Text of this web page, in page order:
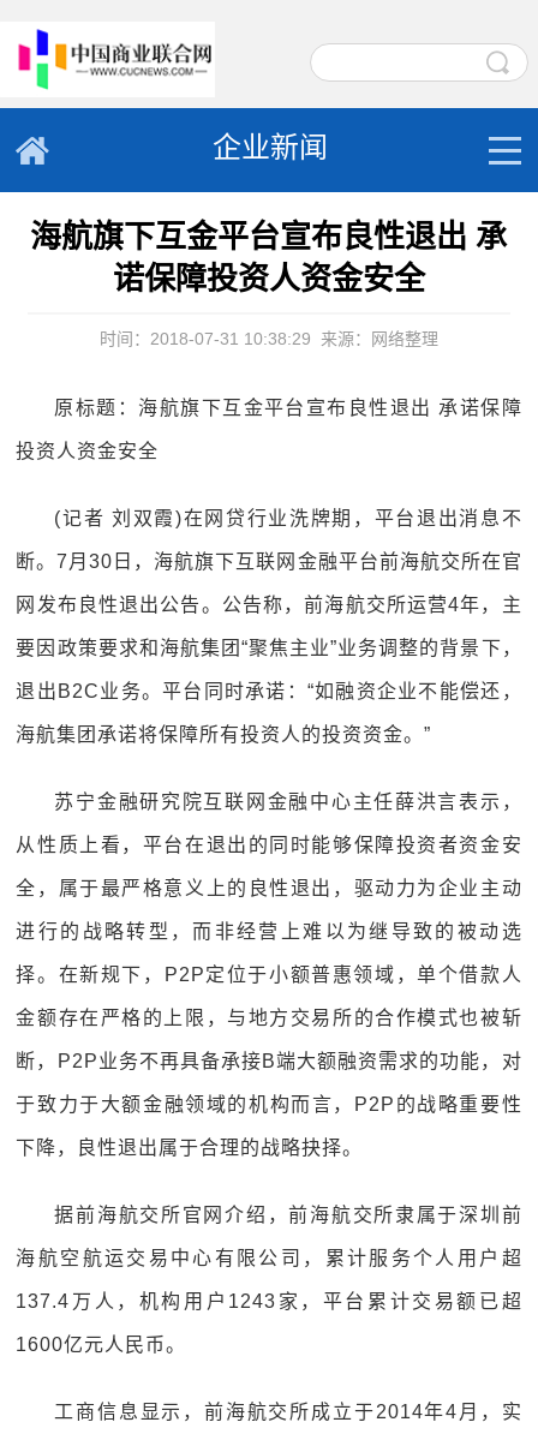
企业新闻
海航旗下互金平台宣布良性退出 承
诺保障投资人资金安全
时间：2018-07-31 10:38:29 来源：网络整理
原标题：海航旗下互金平台宣布良性退出 承诺保障
投资人资金安全
(记者 刘双霞)在网贷行业洗牌期，平台退出消息不
断。7月30日，海航旗下互联网金融平台前海航交所在官
网发布良性退出公告。公告称，前海航交所运营4年，主
要因政策要求和海航集团“聚焦主业”业务调整的背景下，
退出B2C业务。平台同时承诺：“如融资企业不能偿还，
海航集团承诺将保障所有投资人的投资资金。”
苏宁金融研究院互联网金融中心主任薛洪言表示，
从性质上看，平台在退出的同时能够保障投资者资金安
全，属于最严格意义上的良性退出，驱动力为企业主动
进行的战略转型，而非经营上难以为继导致的被动选
择。在新规下，P2P定位于小额普惠领域，单个借款人
金额存在严格的上限，与地方交易所的合作模式也被斩
断，P2P业务不再具备承接B端大额融资需求的功能，对
于致力于大额金融领域的机构而言，P2P的战略重要性
下降，良性退出属于合理的战略抉择。
据前海航交所官网介绍，前海航交所隶属于深圳前
海航空航运交易中心有限公司，累计服务个人用户超
137.4万人，机构用户1243家，平台累计交易额已超
1600亿元人民币。
工商信息显示，前海航交所成立于2014年4月，实